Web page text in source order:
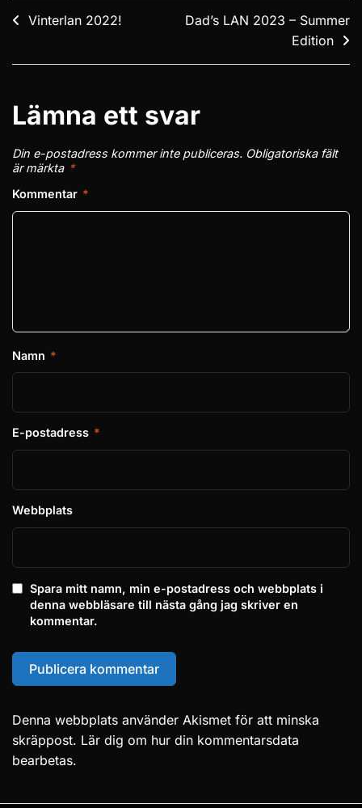
Inläggsnavigering
Vinterlan 2022!
Dad’s LAN 2023 – Summer
Edition
Lämna ett svar
Din e-postadress kommer inte publiceras. Obligatoriska fält
är märkta *
Kommentar *
Namn *
E-postadress *
Webbplats
Spara mitt namn, min e-postadress och webbplats i
denna webbläsare till nästa gång jag skriver en
kommentar.
Denna webbplats använder Akismet för att minska
skräppost. Lär dig om hur din kommentarsdata
bearbetas.